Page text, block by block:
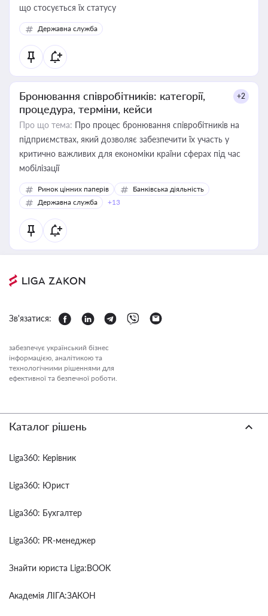
що стосується їх статусу
Державна служба
Бронювання співробітників: категорії,
процедура, терміни, кейси
+2
Про що тема: Про процес бронювання співробітників на
підприємствах, який дозволяє забезпечити їх участь у
критично важливих для економіки країни сферах під час
мобілізації
Ринок цінних паперів
Банківська діяльність
Державна служба
+13
Зв'язатися:
забезпечує український бізнес
інформацією, аналітикою та
технологічними рішеннями для
ефективної та безпечної роботи.
Каталог рішень
Liga360: Керівник
Liga360: Юрист
Liga360: Бухгалтер
Liga360: PR-менеджер
Знайти юриста Liga:BOOK
Академія ЛІГА:ЗАКОН